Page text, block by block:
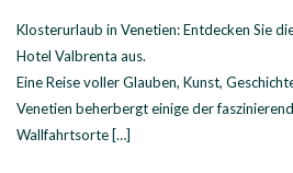
Klosterurlaub in Venetien: Entdecken Sie
Hotel Valbrenta aus.
Eine Reise voller Glauben, Kunst,
Venetien beherbergt einige der
Wallfahrtsorte […]